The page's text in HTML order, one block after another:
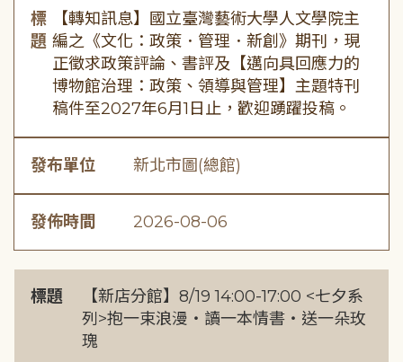
標
題
【轉知訊息】國立臺灣藝術大學人文學院主
編之《文化：政策．管理．新創》期刊，現
正徵求政策評論、書評及【邁向具回應力的
博物館治理：政策、領導與管理】主題特刊
稿件至2027年6月1日止，歡迎踴躍投稿。
發布單位 新北市圖(總館)
發佈時間 2026-08-06
標題
【新店分館】8/19 14:00-17:00 <七夕系
列>抱一束浪漫・讀一本情書・送一朵玫
瑰